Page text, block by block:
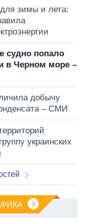
зимы и лета:
судно попало
в Черном море –
добычу
– СМИ
украинских